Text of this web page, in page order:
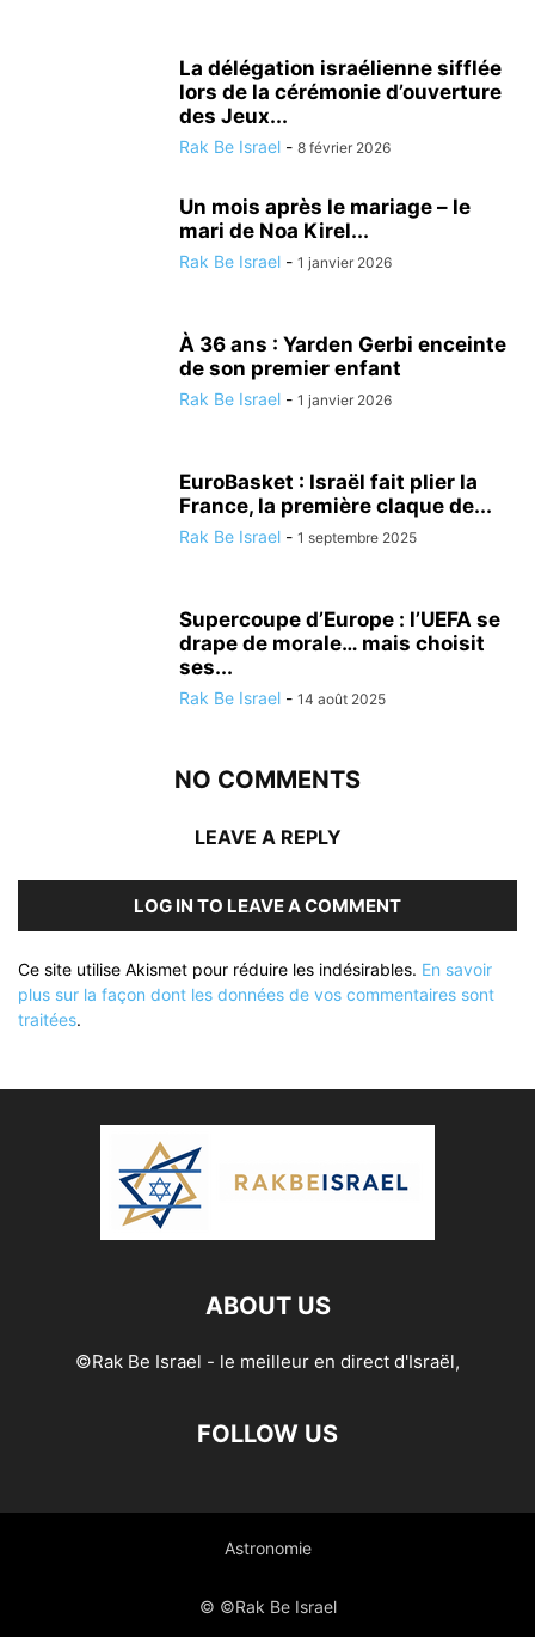
La délégation israélienne sifflée
lors de la cérémonie d’ouverture
des Jeux...
Rak Be Israel - 8 février 2026
Un mois après le mariage – le
mari de Noa Kirel...
Rak Be Israel - 1 janvier 2026
À 36 ans : Yarden Gerbi enceinte
de son premier enfant
Rak Be Israel - 1 janvier 2026
EuroBasket : Israël fait plier la
France, la première claque de...
Rak Be Israel - 1 septembre 2025
Supercoupe d’Europe : l’UEFA se
drape de morale… mais choisit
ses...
Rak Be Israel - 14 août 2025
NO COMMENTS
LEAVE A REPLY
LOG IN TO LEAVE A COMMENT
Ce site utilise Akismet pour réduire les indésirables. En savoir
plus sur la façon dont les données de vos commentaires sont
traitées.
ABOUT US
©Rak Be Israel - le meilleur en direct d'Israël,
FOLLOW US
Astronomie
© ©Rak Be Israel